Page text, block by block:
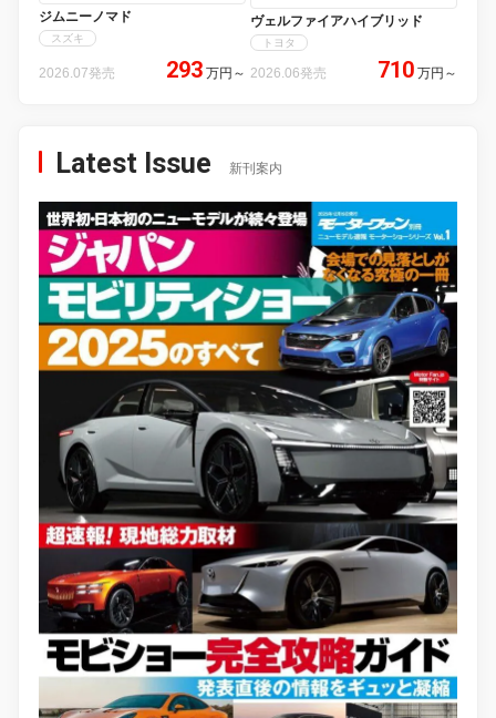
ジムニーノマド
スズキ
2026.07発売 293 万円 ～
ヴェルファイアハイブリッド
トヨタ
2026.06発売 710 万円 ～
Latest Issue 新刊案内